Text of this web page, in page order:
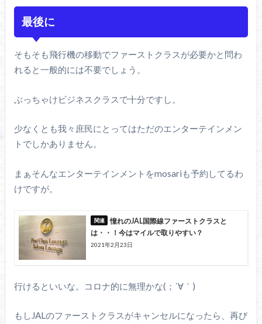
最後に
そもそも飛行機の移動でファーストクラスが必要かと問わ
れると一般的には不要でしょう。
ぶっちゃけビジネスクラスで十分ですし。
少なくとも我々庶民にとってはただのエンターテインメン
トでしかありません。
まぁそんなエンターテインメントをmosariも予約してるわ
けですが。
憧れのJAL国際線ファーストクラスと
は・・！今はマイルで取りやすい？
2021年2月23日
行けるといいな。コロナ的に無理かな(；´∀｀)
もしJALのファーストクラスがキャンセルになったら、再び